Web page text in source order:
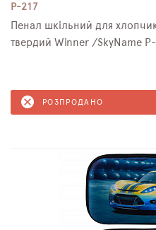
P-217
Пенал шкільний для
твердий Winner /SkyName
РОЗПРОДАНО